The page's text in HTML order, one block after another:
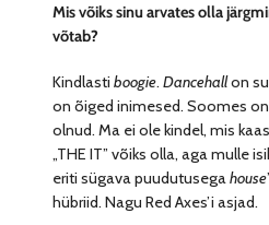
Mis võiks sinu arvates olla
võtab?
Kindlastiboogie.Dancehallon
on õiged inimesed. Soomes
olnud. Ma ei ole kindel, mis
„THE IT” võiks olla, aga mulle
eriti sügava puudutusegahouse
hübriid. Nagu Red Axes’i asjad.